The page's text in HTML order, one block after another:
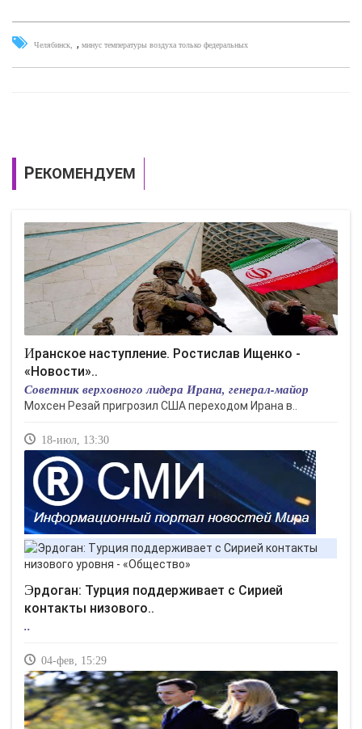
Челябинск , минус температуры воздуха только федеральных
РЕКОМЕНДУЕМ
Иранское наступление. Ростислав Ищенко -
«Новости»..
Советник верховного лидера Ирана, генерал-майор
Мохсен Резай пригрозил США переходом Ирана в..
18-июл, 13:30
Эрдоган: Турция поддерживает с Сирией
контакты низового..
..
04-фев, 15:29